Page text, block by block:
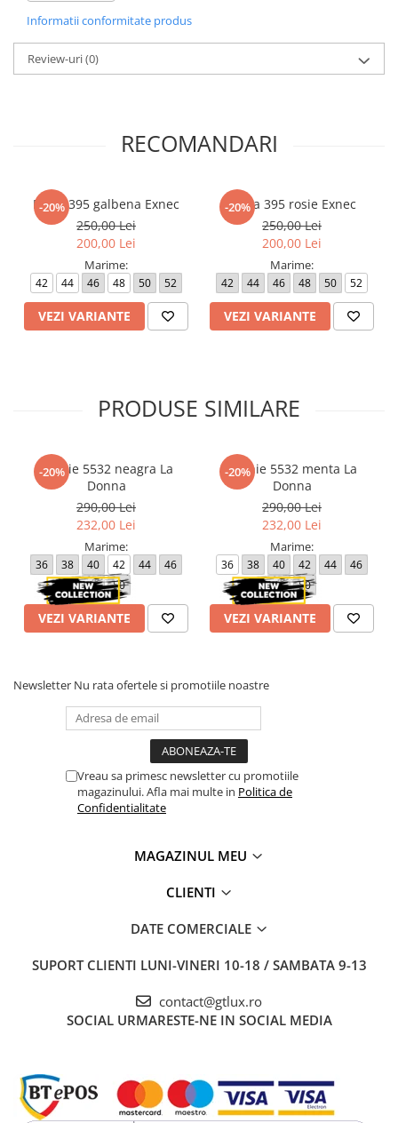
Informatii conformitate produs
Review-uri(0)
RECOMANDARI
-20%
Fusta 395 galbena Exnec
250,00 Lei
200,00 Lei
Marime:
42 44 46 48 50 52
VEZI VARIANTE
-20%
Fusta 395 rosie Exnec
250,00 Lei
200,00 Lei
Marime:
42 44 46 48 50 52
VEZI VARIANTE
PRODUSE SIMILARE
-20%
Rochie 5532 neagra La
Donna
290,00 Lei
232,00 Lei
Marime:
36 38 40 42 44
46
48
50
VEZI VARIANTE
-20%
Rochie 5532 menta La
Donna
290,00 Lei
232,00 Lei
Marime:
36 38 40 42 44
46
48
50
VEZI VARIANTE
Newsletter Nu rata ofertele si promotiile noastre
Vreau sa primesc newsletter cu promotiile
magazinului. Afla mai multe in Politica de
Confidentialitate
MAGAZINUL MEU
CLIENTI
DATE COMERCIALE
SUPORT CLIENTI LUNI-VINERI 10-18 / SAMBATA 9-13
contact@gtlux.ro
SOCIAL URMARESTE-NE IN SOCIAL MEDIA